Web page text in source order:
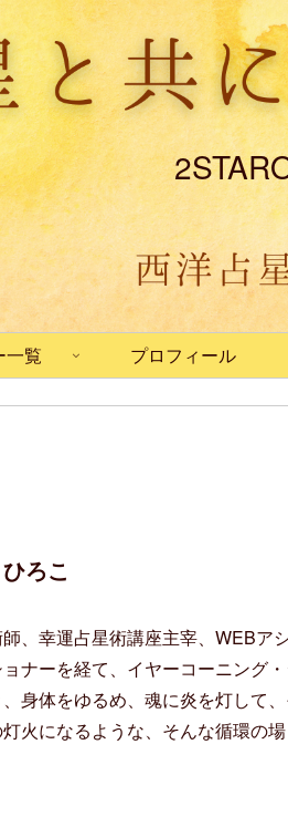
一覧 プロフィール
ろこ
、幸運占星術講座主宰、WEBア
ナーを経て、イヤーコーニング
身体をゆるめ、魂に炎を灯して
火になるような、そんな循環の